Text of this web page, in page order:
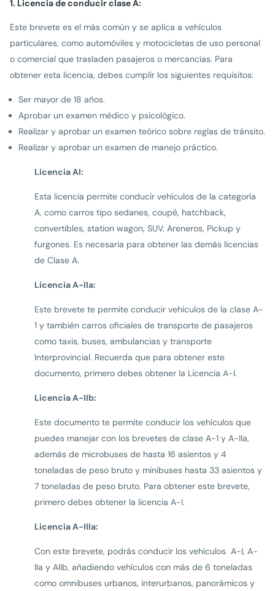
1. Licencia de conducir clase A:
Este brevete es el más común y se aplica a vehículos
particulares, como automóviles y motocicletas de uso personal
o comercial que trasladen pasajeros o mercancías. Para
obtener esta licencia, debes cumplir los siguientes requisitos:
Ser mayor de 18 años.
Aprobar un examen médico y psicológico.
Realizar y aprobar un examen teórico sobre reglas de tránsito.
Realizar y aprobar un examen de manejo práctico.
Licencia AI:
Esta licencia permite conducir vehículos de la categoría
A, como carros tipo sedanes, coupé, hatchback,
convertibles, station wagon, SUV, Areneros, Pickup y
furgones. Es necesaria para obtener las demás licencias
de Clase A.
Licencia A-IIa:
Este brevete te permite conducir vehículos de la clase A-
1 y también carros oficiales de transporte de pasajeros
como taxis, buses, ambulancias y transporte
Interprovincial. Recuerda que para obtener este
documento, primero debes obtener la Licencia A-I.
Licencia A-IIb:
Este documento te permite conducir los vehículos que
puedes manejar con los brevetes de clase A-1 y A-IIa,
además de microbuses de hasta 16 asientos y 4
toneladas de peso bruto y minibuses hasta 33 asientos y
7 toneladas de peso bruto. Para obtener este brevete,
primero debes obtener la licencia A-I.
Licencia A-IIIa:
Con este brevete, podrás conducir los vehículos A-I, A-
IIa y AIIb, añadiendo vehículos con más de 6 toneladas
como omnibuses urbanos, interurbanos, panorámicos y